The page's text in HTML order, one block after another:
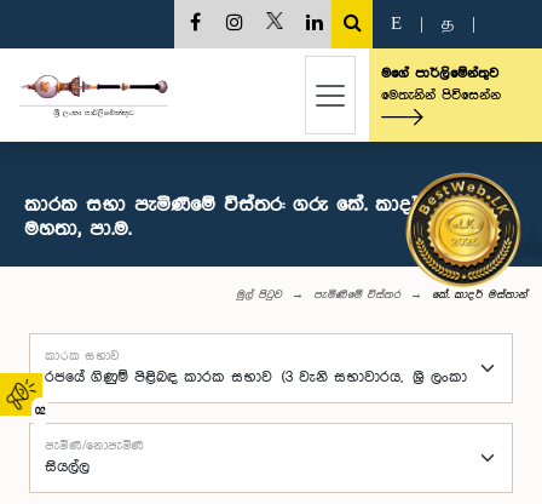
02
E த
මගේ පාර්ලිමේන්තුව
මෙතැනින් පිවිසෙන්න
කාරක සභා පැමිණීමේ විස්තර: ගරු ‍කේ. කාදර් මස්තාන්
මහතා, පා.ම.
මුල් පිටුව පැමිණීමේ විස්තර ‍කේ. කාදර් මස්තාන්
කාරක සභාව
පැමිණි/නොපැමිණි